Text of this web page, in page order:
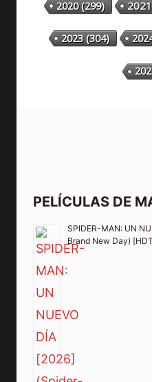
2020(299) 2021
2023(304)
PELÍCULAS DE
SPIDER-MAN: UN
Brand New Day)